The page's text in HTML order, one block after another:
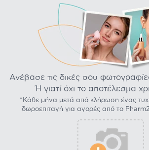
Ανέβασε τις δικές σου
Ή γιατί όχι το αποτέλεσμα
*Κάθε μήνα μετά από κλήρωση ένας
δωροεπιταγή για αγορές από το